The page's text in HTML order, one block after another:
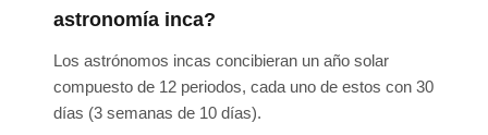
astronomía inca?
Los astrónomos incas concibieran un año solar
compuesto de 12 periodos, cada uno de estos con 30
días (3 semanas de 10 días).